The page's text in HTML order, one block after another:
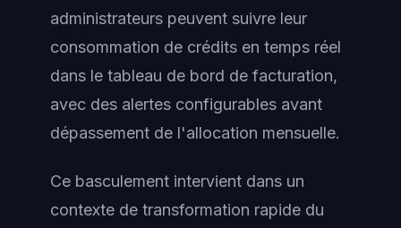
administrateurs peuvent suivre leur
consommation de crédits en temps réel
dans le tableau de bord de facturation,
avec des alertes configurables avant
dépassement de l'allocation mensuelle.
Ce basculement intervient dans un
contexte de transformation rapide du